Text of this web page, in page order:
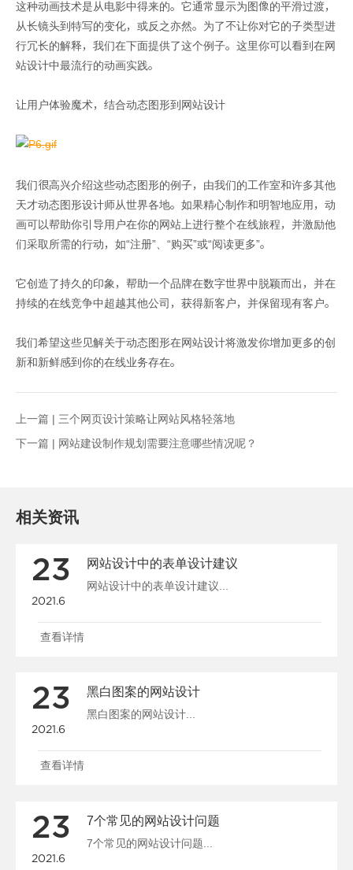
这种动画技术是从电影中得来的。它通常显示为图像的平滑过渡，
从长镜头到特写的变化，或反之亦然。为了不让你对它的子类型进
行冗长的解释，我们在下面提供了这个例子。这里你可以看到在网
站设计中最流行的动画实践。
让用户体验魔术，结合动态图形到网站设计
我们很高兴介绍这些动态图形的例子，由我们的工作室和许多其他
天才动态图形设计师从世界各地。如果精心制作和明智地应用，动
画可以帮助你引导用户在你的网站上进行整个在线旅程，并激励他
们采取所需的行动，如“注册”、“购买”或“阅读更多”。
它创造了持久的印象，帮助一个品牌在数字世界中脱颖而出，并在
持续的在线竞争中超越其他公司，获得新客户，并保留现有客户。
我们希望这些见解关于动态图形在网站设计将激发你增加更多的创
新和新鲜感到你的在线业务存在。
上一篇 | 三个网页设计策略让网站风格轻落地
下一篇 | 网站建设制作规划需要注意哪些情况呢？
相关资讯
23
2021.6
网站设计中的表单设计建议
网站设计中的表单设计建议...
查看详情
23
2021.6
黑白图案的网站设计
黑白图案的网站设计...
查看详情
23
2021.6
7个常见的网站设计问题
7个常见的网站设计问题...